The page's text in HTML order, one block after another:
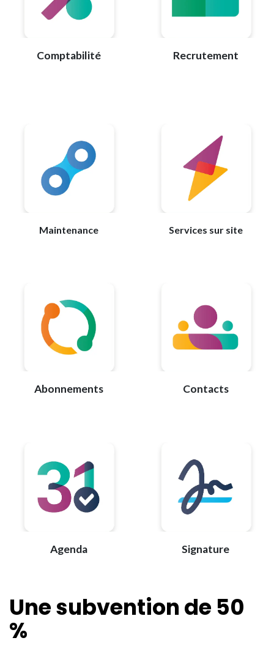
Comptabilité Recrutement
Maintenance Services sur site
Abonnements Contacts
Agenda Signature
Unesubventionde 50
%